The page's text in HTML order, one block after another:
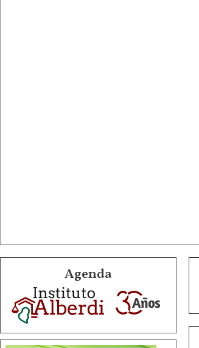
Agenda